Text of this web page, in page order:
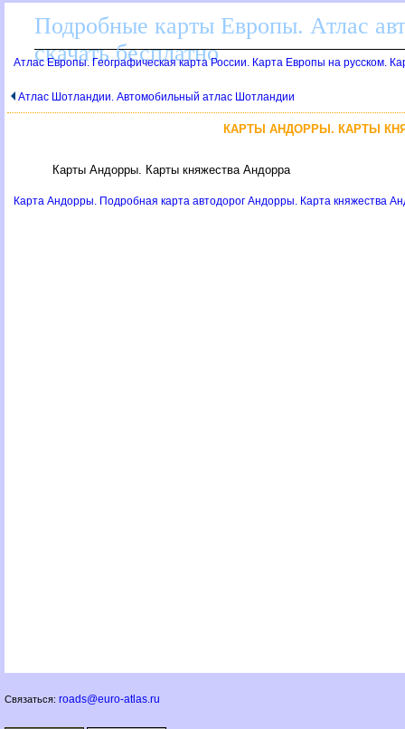
Подробные карты Европы. Атлас
скачать бесплатно
Атлас Европы. Географическая карта России. Карта Европы на русском.
Атлас Шотландии. Автомобильный атлас Шотландии
КАРТЫ АНДОРРЫ. КАРТЫ
Карты Андорры. Карты княжества Андорра
Карта Андорры. Подробная карта автодорог Андорры. Карта княжества
Связаться: roads@euro-atlas.ru